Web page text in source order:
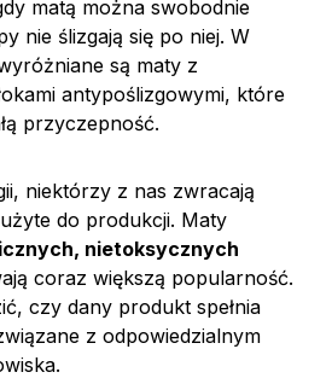
matą można swobodnie
nie ślizgają się po niej. W
są maty z
antypoślizgowymi, które
przyczepność.
niektórzy z nas zwracają
do produkcji. Maty
nietoksycznych
coraz większą popularność.
czy dany produkt spełnia
z odpowiedzialnym